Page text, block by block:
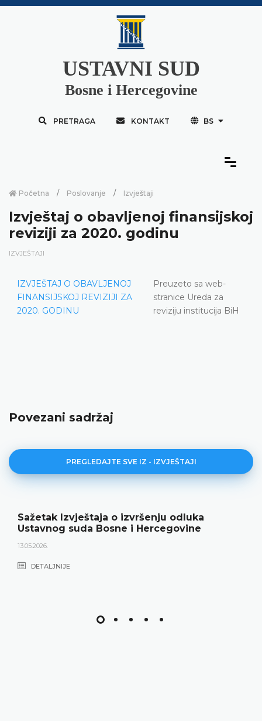
USTAVNI SUD
Bosne i Hercegovine
PRETRAGA KONTAKT BS
Početna Poslovanje Izvještaji
Izvještaj o obavljenoj finansijskoj
reviziji za 2020. godinu
IZVJEŠTAJI
IZVJEŠTAJ O OBAVLJENOJ
FINANSIJSKOJ REVIZIJI ZA
2020. GODINU
Preuzeto sa web-
stranice Ureda za
reviziju institucija BiH
Povezani sadržaj
PREGLEDAJTE SVE IZ - IZVJEŠTAJI
Sažetak Izvještaja o izvršenju odluka
Ustavnog suda Bosne i Hercegovine
13.05.2026.
DETALJNIJE